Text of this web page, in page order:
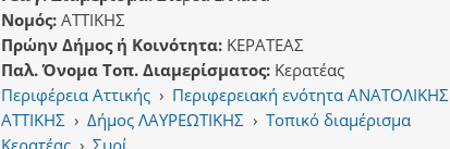
Νομός: ΑΤΤΙΚΗΣ
Πρώην Δήμος ή Κοινότητα: ΚΕΡΑΤΕΑΣ
Παλ. Όνομα Τοπ. Διαμερίσματος: Κερατέας
Περιφέρεια Αττικής › Περιφερειακή ενότητα ΑΝΑΤΟΛΙΚΗΣ
ΑΤΤΙΚΗΣ › Δήμος ΛΑΥΡΕΩΤΙΚΗΣ › Τοπικό διαμέρισμα